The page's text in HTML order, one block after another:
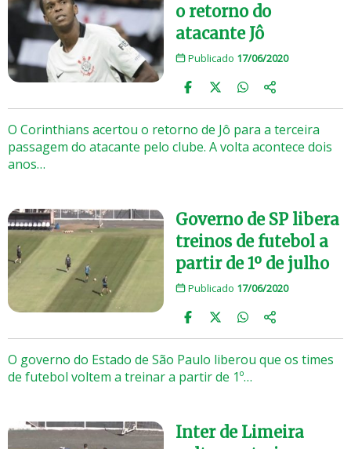
o retorno do
atacante Jô
Publicado 17/06/2020
O Corinthians acertou o retorno de Jô para a terceira
passagem do atacante pelo clube. A volta acontece dois
anos…
Governo de SP libera
treinos de futebol a
partir de 1º de julho
Publicado 17/06/2020
O governo do Estado de São Paulo liberou que os times
de futebol voltem a treinar a partir de 1º…
Inter de Limeira